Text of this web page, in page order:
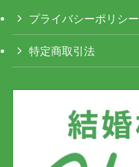
プライバシーポリシー
特定商取引法